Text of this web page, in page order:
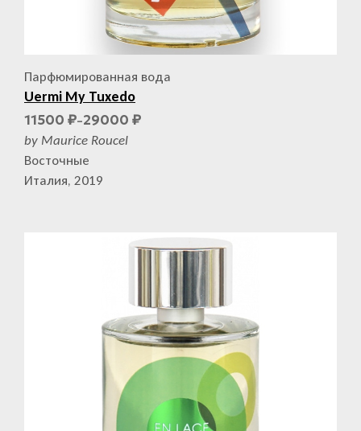
Парфюмированная вода
Uermi My Tuxedo
11500 ₽–29000 ₽
by Maurice Roucel
Восточные
Италия, 2019